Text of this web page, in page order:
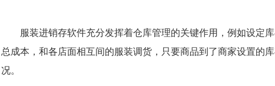
服装进销存软件充分发挥着仓库管理的关键作用，例如设定
总成本，和各店面相互间的服装调货，只要商品到了商家设置的
况。